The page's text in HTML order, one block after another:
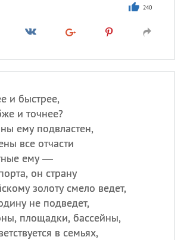
240
и быстрее,
и точнее?
ему подвластен,
все отчасти
ему —
он страну
золоту смело ведет,
не подведет,
площадки, бассейны,
в семьях,